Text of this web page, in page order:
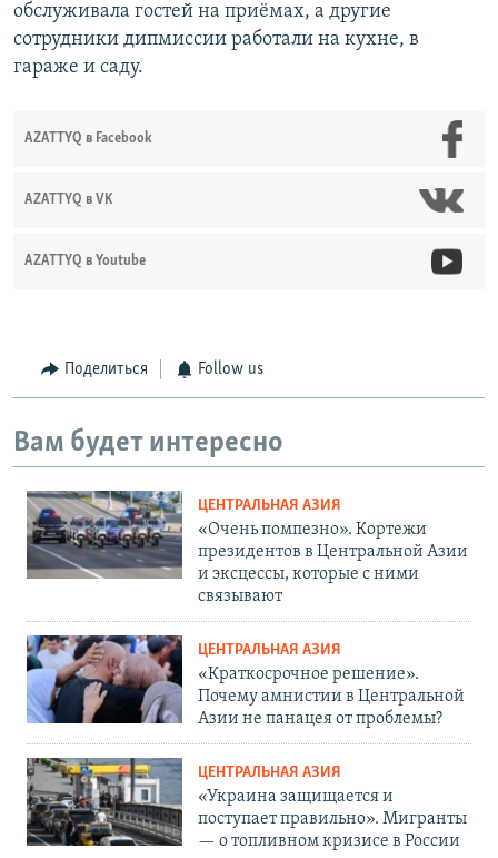
обслуживала гостей на приёмах, а другие
сотрудники дипмиссии работали на кухне, в
гараже и саду.
AZATTYQ в Facebook
AZATTYQ в VK
AZATTYQ в Youtube
Поделиться Follow us
Вам будет интересно
ЦЕНТРАЛЬНАЯ АЗИЯ
«Очень помпезно». Кортежи
президентов в Центральной Азии
и эксцессы, которые с ними
связывают
ЦЕНТРАЛЬНАЯ АЗИЯ
«Краткосрочное решение».
Почему амнистии в Центральной
Азии не панацея от проблемы?
ЦЕНТРАЛЬНАЯ АЗИЯ
«Украина защищается и
поступает правильно». Мигранты
— о топливном кризисе в России